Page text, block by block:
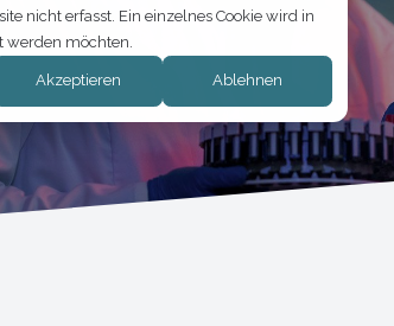
nicht erfasst. Ein einzelnes Cookie wird in
werden möchten.
Akzeptieren Ablehnen